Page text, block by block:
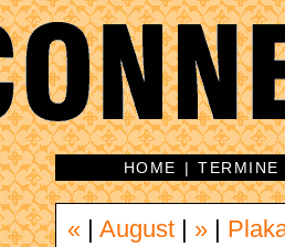
HOME |TERMINE
« August »